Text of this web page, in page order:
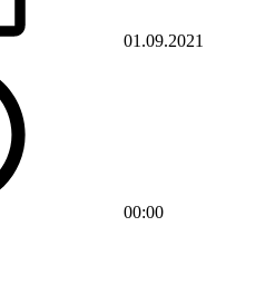
01.09.2021
00:00